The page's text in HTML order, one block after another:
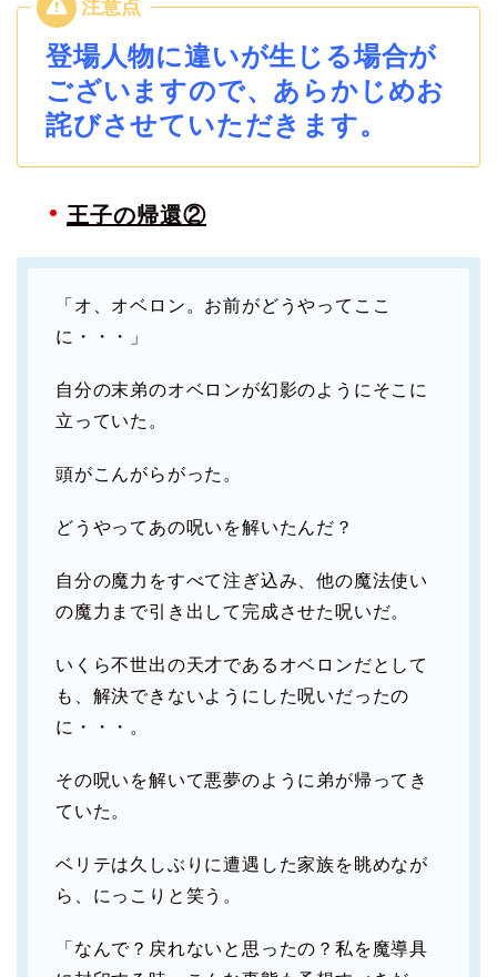
登場人物に違いが生じる場合が
ございますので、あらかじめお
詫びさせていただきます。
王子の帰還②
「オ、オベロン。お前がどうやってここ
に・・・」
自分の末弟のオベロンが幻影のようにそこに
立っていた。
頭がこんがらがった。
どうやってあの呪いを解いたんだ？
自分の魔力をすべて注ぎ込み、他の魔法使い
の魔力まで引き出して完成させた呪いだ。
いくら不世出の天才であるオベロンだとして
も、解決できないようにした呪いだったの
に・・・。
その呪いを解いて悪夢のように弟が帰ってき
ていた。
ベリテは久しぶりに遭遇した家族を眺めなが
ら、にっこりと笑う。
「なんで？戻れないと思ったの？私を魔導具